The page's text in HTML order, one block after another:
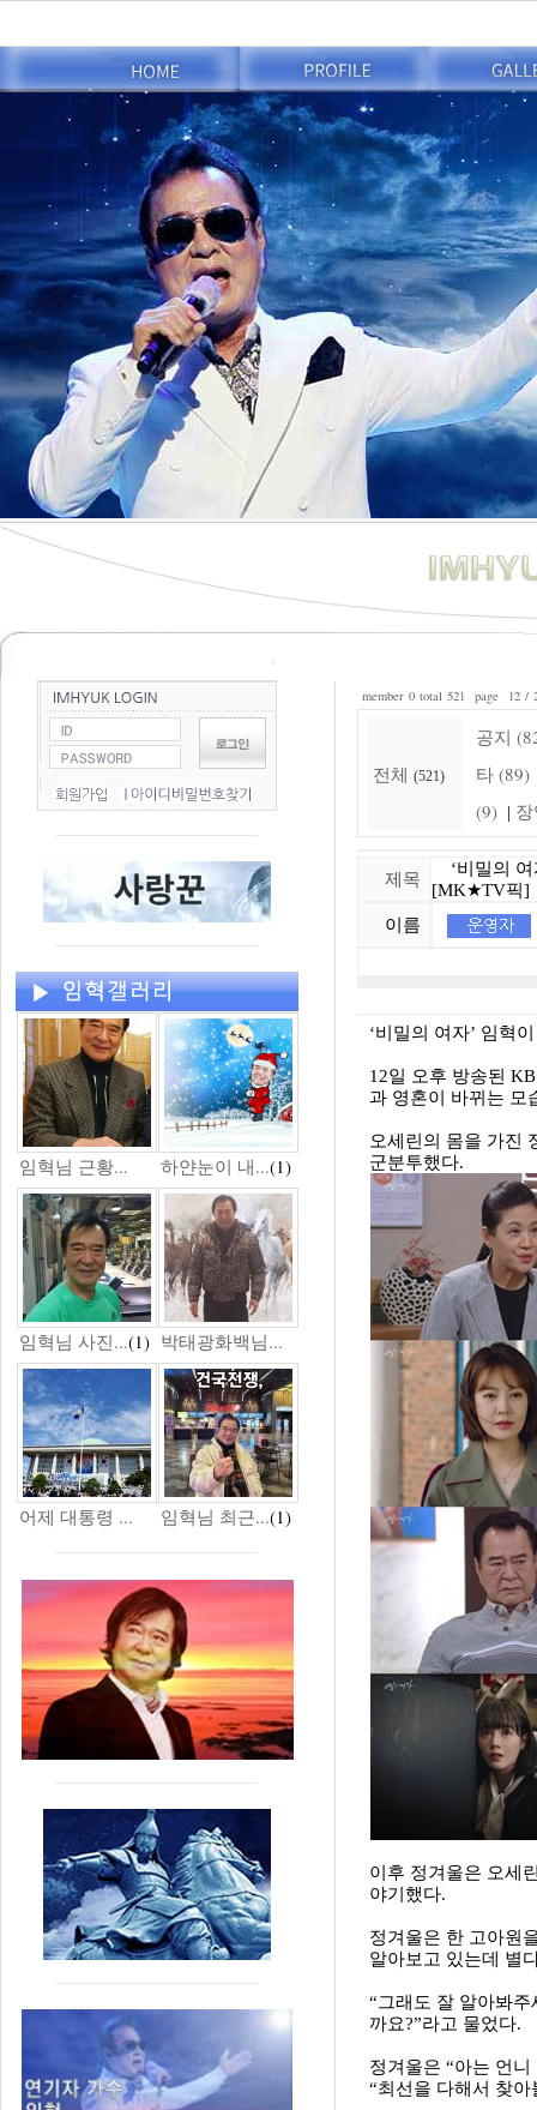
임혁님 근황... 하얀눈이 내...(1)
임혁님 사진...(1) 박태광화백님...
어제 대통령 ... 임혁님 최근...(1)
member 0 total 521 page 12 /
전체 (521)
공지
타 (89)
(9) |
제목
‘비밀의 여
[MK★TV픽]
이름
‘비밀의 여자’ 임혁
12일 오후 방송된
과 영혼이 바뀌는 모
오세린의 몸을 가진
군분투했다.
이후 정겨울은 오세
야기했다.
정겨울은 한 고아원
알아보고 있는데 별
“그래도 잘 알아봐
까요?”라고 물었다.
정겨울은 “아는 언
“최선을 다해서 찾